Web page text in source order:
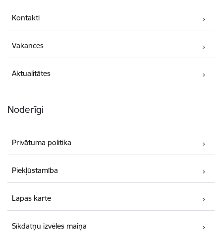
Kontakti
Vakances
Aktualitātes
Noderīgi
Privātuma politika
Piekļūstamība
Lapas karte
Sīkdatņu izvēles maiņa